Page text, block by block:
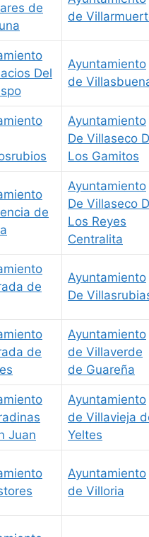
de
de
Del
Ayuntamiento
de
Ayuntamiento
De Villaseco
Los Gamitos
de
Ayuntamiento
De Villaseco
Los Reyes
Centralita
de
Ayuntamiento
De
de
Ayuntamiento
de Villaverde
de Guareña
Juan
Ayuntamiento
de Villavieja
Yeltes
Ayuntamiento
de Villoria